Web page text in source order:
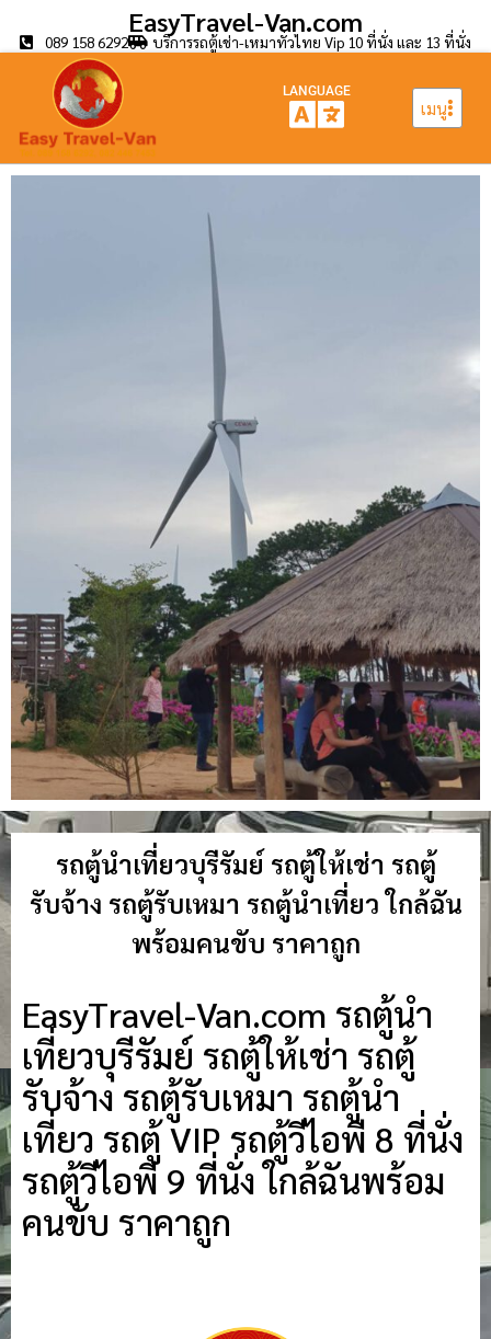
EasyTravel-Van.com
089 158 6292 บริการรถตู้เช่า-เหมาทั่วไทย Vip 10 ที่นั่ง และ 13 ที่นั่ง
เมนู
LANGUAGE
รถตู้นำเที่ยวบุรีรัมย์ รถตู้ให้เช่า รถตู้
รับจ้าง รถตู้รับเหมา รถตู้นำเที่ยว ใกล้ฉัน
พร้อมคนขับ ราคาถูก
EasyTravel-Van.com รถตู้นำ
เที่ยวบุรีรัมย์ รถตู้ให้เช่า รถตู้
รับจ้าง รถตู้รับเหมา รถตู้นำ
เที่ยว รถตู้ VIP รถตู้วีไอพี 8 ที่นั่ง
รถตู้วีไอพี 9 ที่นั่ง ใกล้ฉันพร้อม
คนขับ ราคาถูก